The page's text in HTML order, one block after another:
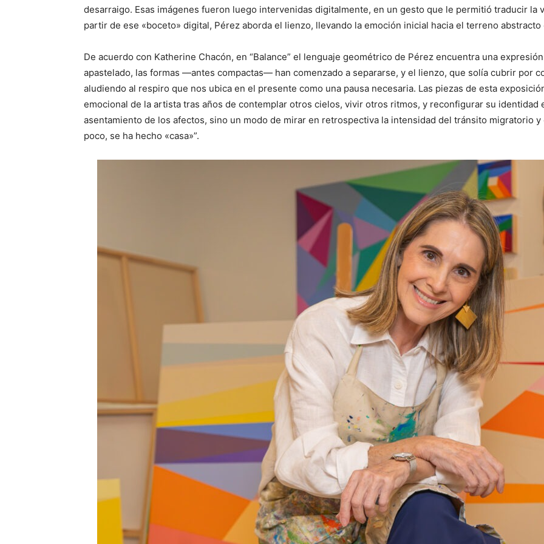
desarraigo. Esas imágenes fueron luego intervenidas digitalmente, en un gesto que le permitió traducir la
partir de ese «boceto» digital, Pérez aborda el lienzo, llevando la emoción inicial hacia el terreno abstracto
De acuerdo con Katherine Chacón, en “Balance” el lenguaje geométrico de Pérez encuentra una
apastelado, las formas —antes compactas— han comenzado a separarse, y el lienzo, que solía cubrir por
aludiendo al respiro que nos ubica en el presente como una pausa necesaria. Las piezas de esta
emocional de la artista tras años de contemplar otros cielos, vivir otros ritmos, y reconfigurar su identidad
asentamiento de los afectos, sino un modo de mirar en retrospectiva la intensidad del tránsito migratorio
poco, se ha hecho «casa»”.